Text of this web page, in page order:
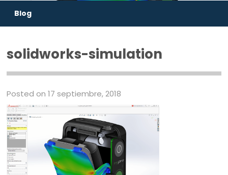
Blog
solidworks-simulation
Posted on 17 septiembre, 2018